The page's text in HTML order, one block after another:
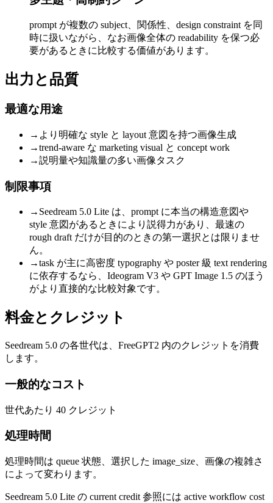
prompt が複数の subject、関係性、design constraint を同
時に扱いながら、なお画像全体の readability を保つ必
要があるときに比較する価値があります。
出力と品質
最適な用途
→ より明確な style と layout 意図を持つ画像生成
→trend-aware な marketing visual と concept work
→説明量や知識量の多い画像タスク
制限事項
→ Seedream 5.0 Lite は、prompt に本当の構造意図や
style 意図があるときにより説得力があり、最速の
rough draft だけが目的のときの第一選択とは限りませ
ん。
→task が主に高密度 typography や poster 級 text rendering
に依存するなら、Ideogram V3 や GPT Image 1.5 のほう
がより直接的な比較対象です。
料金とクレジット
Seedream 5.0 の各世代は、FreeGPT2 内のクレジットを消費
します。
一般的なコスト
世代あたり 40 クレジット
処理時間
処理時間は queue 状態、選択した image_size、画像の複雑さ
によって変わります。
Seedream 5.0 Lite の current credit 参照には active workflow cost